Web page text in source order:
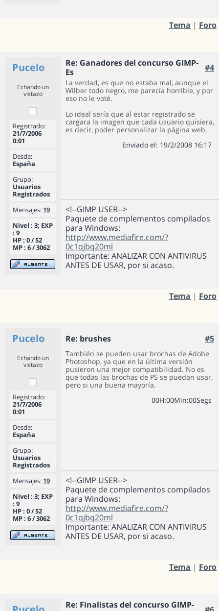
Tema | Foro
Pucelo
Re: Ganadores del concurso GIMP-
Es
#4
Echando un
vistazo
Registrado:
21/7/2006
0:01
Desde:
España
Grupo:
Usuarios
Registrados
Mensajes: 19
Nivel : 3; EXP
: 9
HP : 0 / 52
MP : 6 / 3062
La verdad, es que no estaba mal, aunque el
Wilber todo negro, me parecía horrible, y por
eso no le voté.
Lo ideal sería que al estar registrado se
cargara la imagen que cada usuario quisiera,
es decir, poder personalizar la página web.
Enviado el: 19/2/2008 16:17
<!--GIMP USER-->
Paquete de complementos compilados
para Windows:
http://www.mediafire.com/?
0c1qjbq20ml
Importante: ANALIZAR CON ANTIVIRUS
ANTES DE USAR, por si acaso.
Tema | Foro
Pucelo Re: brushes #5
Echando un
vistazo
Registrado:
21/7/2006
0:01
Desde:
España
Grupo:
Usuarios
Registrados
Mensajes: 19
Nivel : 3; EXP
: 9
HP : 0 / 52
MP : 6 / 3062
También se pueden usar brochas de Adobe
Photoshop, ya que en la última versión
pusieron una mejor compatibilidad. No es
que todas las brochas de PS se puedan usar,
pero si una buena mayoría.
00H:00Min:00Segs
<!--GIMP USER-->
Paquete de complementos compilados
para Windows:
http://www.mediafire.com/?
0c1qjbq20ml
Importante: ANALIZAR CON ANTIVIRUS
ANTES DE USAR, por si acaso.
Tema | Foro
Re: Finalistas del concurso GIMP-